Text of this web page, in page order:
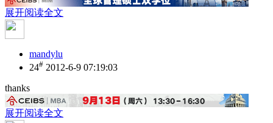
展开阅读全文
mandylu
24# 2012-6-9 07:19:03
thanks
展开阅读全文